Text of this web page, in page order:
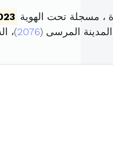
مسجلة تحت الهوية
2076)،